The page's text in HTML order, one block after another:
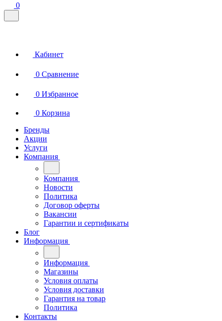
0
Кабинет
0 Сравнение
0 Избранное
0 Корзина
Бренды
Акции
Услуги
Компания
Компания
Новости
Политика
Договор оферты
Вакансии
Гарантии и сертификаты
Блог
Информация
Информация
Магазины
Условия оплаты
Условия доставки
Гарантия на товар
Политика
Контакты